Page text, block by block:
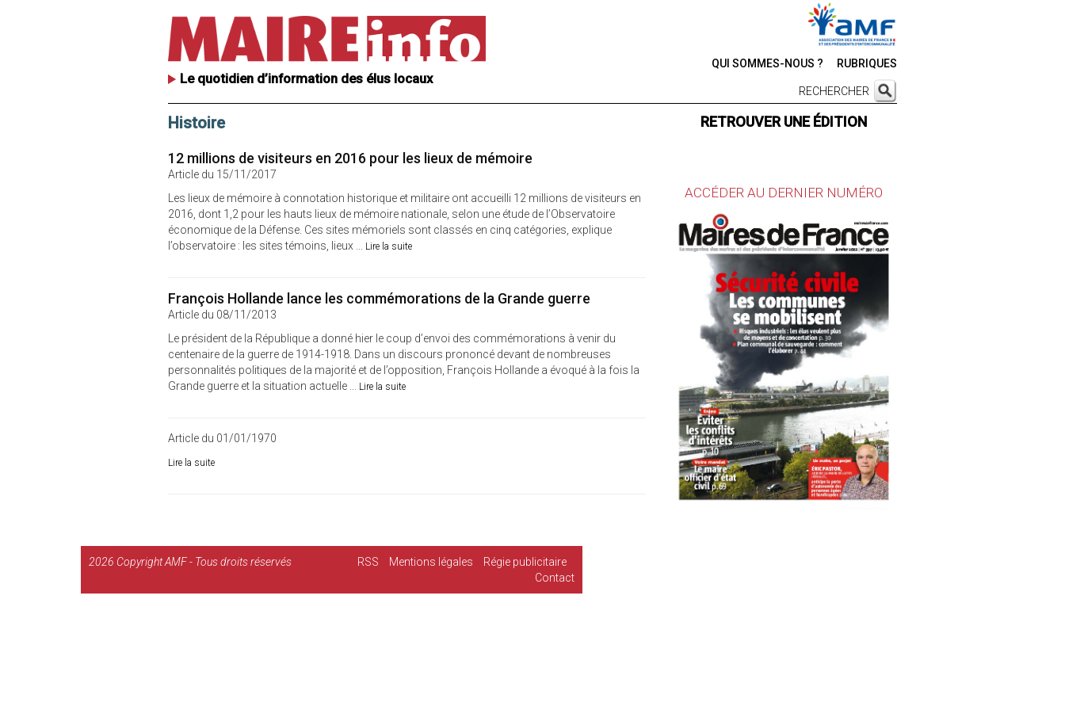
Le quotidien d’information des élus locaux
QUI SOMMES-NOUS ? RUBRIQUES
RECHERCHER
Histoire
12 millions de visiteurs en 2016 pour les lieux de mémoire
Article du 15/11/2017
Les lieux de mémoire à connotation historique et militaire ont accueilli 12 millions de visiteurs en
2016, dont 1,2 pour les hauts lieux de mémoire nationale, selon une étude de l’Observatoire
économique de la Défense. Ces sites mémoriels sont classés en cinq catégories, explique
l’observatoire : les sites témoins, lieux ...
Lire la suite
François Hollande lance les commémorations de la Grande guerre
Article du 08/11/2013
Le président de la République a donné hier le coup d’envoi des commémorations à venir du
centenaire de la guerre de 1914-1918. Dans un discours prononcé devant de nombreuses
personnalités politiques de la majorité et de l’opposition, François Hollande a évoqué à la fois la
Grande guerre et la situation actuelle ...
Lire la suite
Article du 01/01/1970
Lire la suite
RETROUVER UNE ÉDITION
ACCÉDER AU DERNIER NUMÉRO
2026 Copyright AMF - Tous droits réservés RSS Mentions légales
Régie publicitaire
Contact